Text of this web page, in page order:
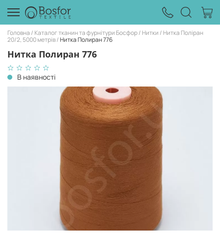
Головна Каталог тканин та фурнітури Босфор Нитки
Нитка Поліран
20/2, 5000 метрів Нитка Полиран 776
Нитка Полиран 776
В наявності